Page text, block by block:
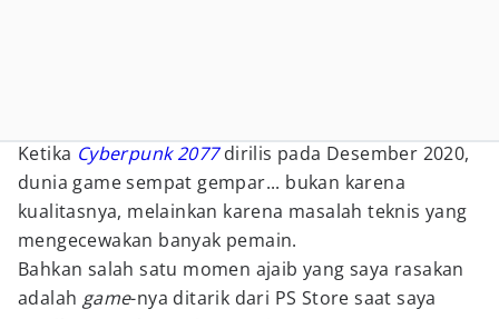
Ketika Cyberpunk 2077dirilis pada Desember 2020,
dunia game sempat gempar... bukan karena
kualitasnya, melainkan karena masalah teknis yang
mengecewakan banyak pemain.
Bahkan salah satu momen ajaib yang saya rasakan
adalah game-nya ditarik dari PS Store saat saya